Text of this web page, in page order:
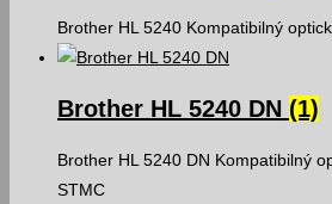
Brother HL 5240 Kompatibilný
Brother HL 5240 DN (1)
Brother HL 5240 DN Kompatibilný
STMC